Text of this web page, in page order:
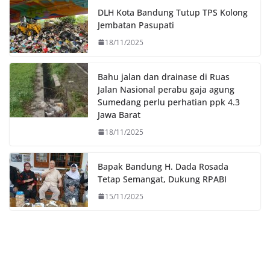
o
k
r
p
p
n
k
DLH Kota Bandung Tutup TPS Kolong
Jembatan Pasupati
18/11/2025
Bahu jalan dan drainase di Ruas
Jalan Nasional perabu gaja agung
Sumedang perlu perhatian ppk 4.3
Jawa Barat
18/11/2025
Bapak Bandung H. Dada Rosada
Tetap Semangat, Dukung RPABI
15/11/2025